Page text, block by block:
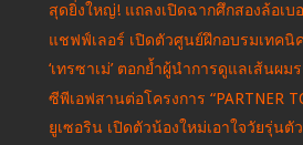
สุดยิ่งใหญ่! แถลงเปิดฉากศึกสองล้อเบ
แชฟฟ์เลอร์ เปิดตัวศูนย์ฝึกอบรมเทคนิ
‘เทรซาเม่’ ตอกย้ำผู้นำการดูแลเส้นผ
ซีพีเอฟสานต่อโครงการ “PARTNER
ยูเซอริน เปิดตัวน้องใหม่เอาใจวัยรุ่นตั